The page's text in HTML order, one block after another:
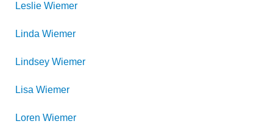
Leslie Wiemer
Linda Wiemer
Lindsey Wiemer
Lisa Wiemer
Loren Wiemer